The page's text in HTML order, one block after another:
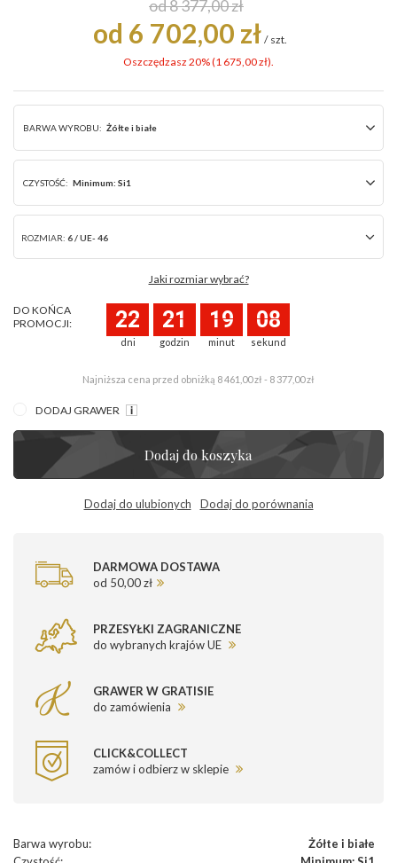
od 8 377,00 zł
od 6 702,00 zł / szt.
Oszczędzasz 20% (1 675,00 zł).
BARWA WYROBU: Żółte i białe
CZYSTOŚĆ: Minimum: Si1
ROZMIAR: 6 / UE- 46
Jaki rozmiar wybrać?
DO KOŃCA
PROMOCJI:
dni
22
godzin
21
minut
19
sekund
08
Najniższa cena przed obniżką 8 461,00 zł - 8 377,00 zł
DODAJ GRAWER
Dodaj do koszyka
Dodaj do ulubionych Dodaj do porównania
DARMOWA DOSTAWA
od 50,00 zł
PRZESYŁKI ZAGRANICZNE
do wybranych krajów UE
GRAWER W GRATISIE
do zamówienia
CLICK&COLLECT
zamów i odbierz w sklepie
Barwa wyrobu:
Żółte i białe